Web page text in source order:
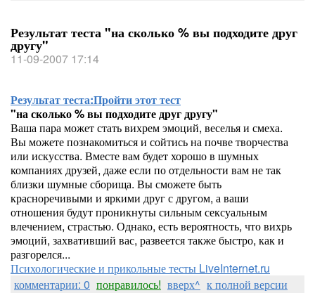
Результат теста "на сколько % вы подходите друг
другу"
11-09-2007 17:14
Результат теста:Пройти этот тест
"на сколько % вы подходите друг другу"
Ваша пара может стать вихрем эмоций, веселья и смеха.
Вы можете познакомиться и сойтись на почве творчества
или искусства. Вместе вам будет хорошо в шумных
компаниях друзей, даже если по отдельности вам не так
близки шумные сборища. Вы сможете быть
красноречивыми и яркими друг с другом, а ваши
отношения будут проникнуты сильным сексуальным
влечением, страстью. Однако, есть вероятность, что вихрь
эмоций, захвативший вас, развеется также быстро, как и
разгорелся...
Психологические и прикольные тесты LiveInternet.ru
комментарии: 0 понравилось! вверх^ к полной версии